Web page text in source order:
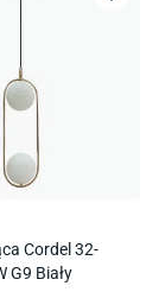
Cordel 32-
26286 2X28W G9 Biały